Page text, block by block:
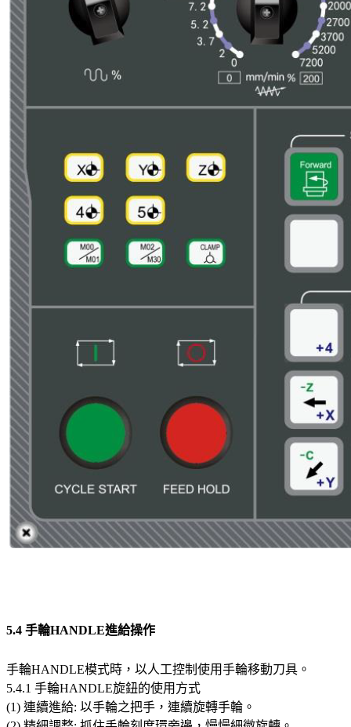
5.4 手輪HANDLE進給操作
手輪HANDLE模式時，以人工控制使用手輪移動刀具。
5.4.1 手輪HANDLE旋鈕的使用方式
(1) 連續進給: 以手輪之把手，連續旋轉手輪。